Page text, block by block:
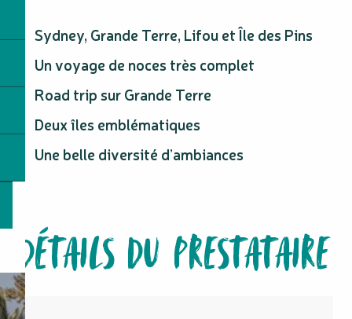
Sydney, Grande Terre, Lifou et Île des Pins
Un voyage de noces très complet
Road trip sur Grande Terre
Deux îles emblématiques
Une belle diversité d’ambiances
DÉTAILS DU PRESTATAIRE